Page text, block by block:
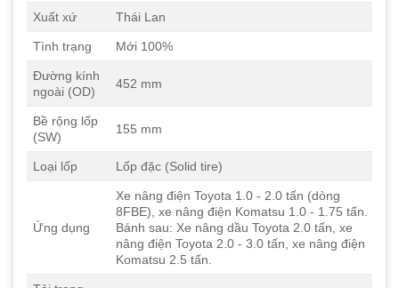
Xuất xứ Thái Lan
Tình trạng Mới 100%
Đường kính
ngoài (OD)
452 mm
Bề rộng lốp
(SW)
155 mm
Loại lốp Lốp đặc (Solid tire)
Ứng dụng
Xe nâng điện Toyota 1.0 - 2.0 tấn (dòng
8FBE), xe nâng điện Komatsu 1.0 - 1.75 tấn.
Bánh sau: Xe nâng dầu Toyota 2.0 tấn, xe
nâng điện Toyota 2.0 - 3.0 tấn, xe nâng điện
Komatsu 2.5 tấn.